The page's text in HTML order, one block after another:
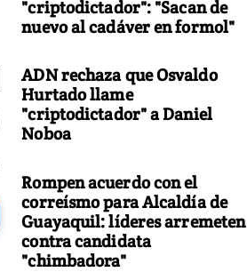
"criptodictador": "Sacan de
nuevo al cadáver en formol"
ADN rechaza que Osvaldo
Hurtado llame
"criptodictador" a Daniel
Noboa
Rompen acuerdo con el
correísmo para Alcaldía de
Guayaquil: líderes arremeten
contra candidata
"chimbadora"